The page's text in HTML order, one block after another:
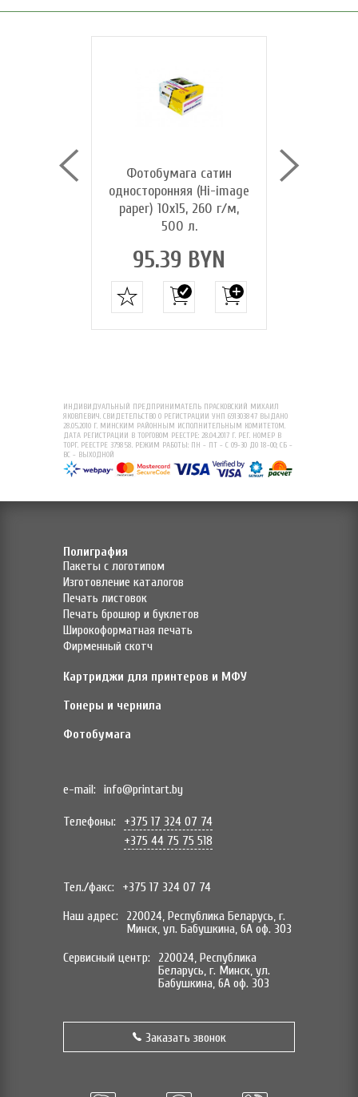
Фотобумага сатин
односторонняя (Hi-image
paper) 10х15, 260 г/м,
500 л.
95.39 BYN
ИНДИВИДУАЛЬНЫЙ ПРЕДПРИНИМАТЕЛЬ ПРАСКОВСКИЙ МИХАИЛ
ЯКОВЛЕВИЧ. СВИДЕТЕЛЬСТВО О РЕГИСТРАЦИИ УНП 691303847 ВЫДАНО
28.05.2010 Г. МИНСКИМ РАЙОННЫМ ИСПОЛНИТЕЛЬНЫМ КОМИТЕТОМ.
ДАТА РЕГИСТРАЦИИ В ТОРГОВОМ РЕЕСТРЕ: 28.04.2017 Г. РЕГ. НОМЕР В
ТОРГ. РЕЕСТРЕ 379858. РЕЖИМ РАБОТЫ: ПН - ПТ - С 09-30 ДО 18-00; СБ -
ВС - ВЫХОДНОЙ
Полиграфия
Пакеты с логотипом
Изготовление каталогов
Печать листовок
Печать брошюр и буклетов
Широкоформатная печать
Фирменный скотч
Картриджи для принтеров и МФУ
Тонеры и чернила
Фотобумага
e-mail: info@printart.by
Телефоны:
+375 17 324 07 74
+375 44 75 75 518
Тел./факс:
+375 17 324 07 74
Наш адрес:
220024, Республика Беларусь, г.
Минск, ул. Бабушкина, 6А оф. 303
Сервисный центр:
220024, Республика
Беларусь, г. Минск, ул.
Бабушкина, 6А оф. 303
Заказать звонок